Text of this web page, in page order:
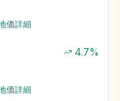
価詳細
4.7%
価詳細